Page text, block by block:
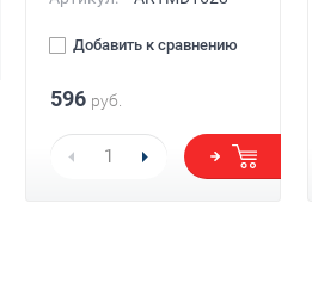
Добавить к сравнению
596 руб.